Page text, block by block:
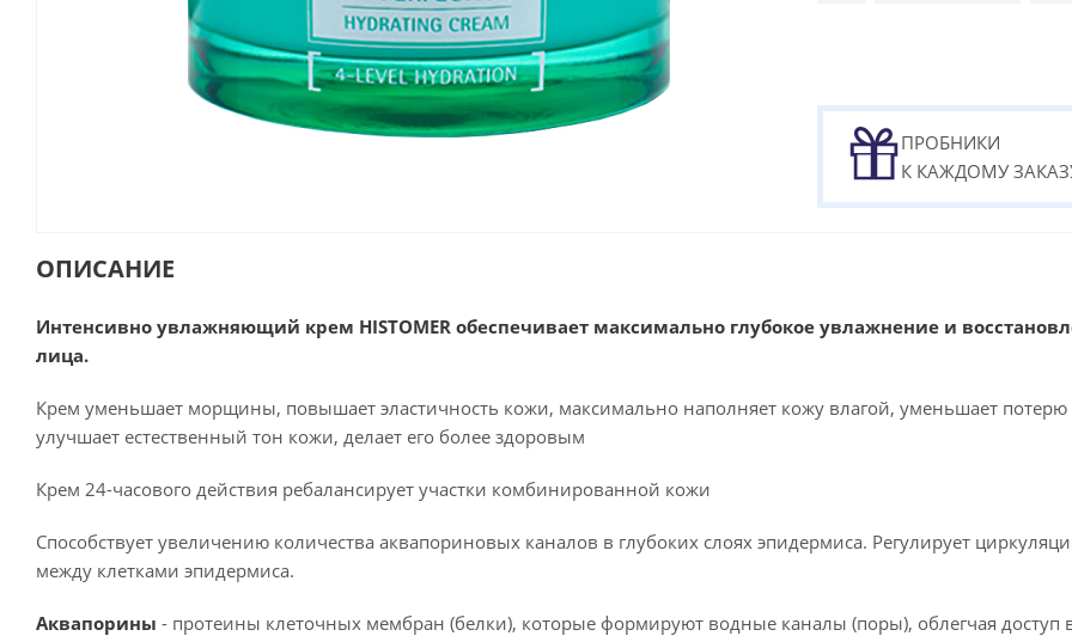
ПРОБНИКИ
К КАЖДОМУ
ОПИСАНИЕ
Интенсивно увлажняющий крем HISTOMER обеспечивает максимально глубокое увлажнение и
лица.
Крем уменьшает морщины, повышает эластичность кожи, максимально наполняет кожу влагой, уменьшает потерю
улучшает естественный тон кожи, делает его более здоровым
Крем 24-часового действия ребалансирует участки комбинированной кожи
Способствует увеличению количества аквапориновых каналов в глубоких слоях эпидермиса. Регулирует
между клетками эпидермиса.
Аквапорины - протеины клеточных мембран (белки), которые формируют водные каналы (поры), облегчая доступ